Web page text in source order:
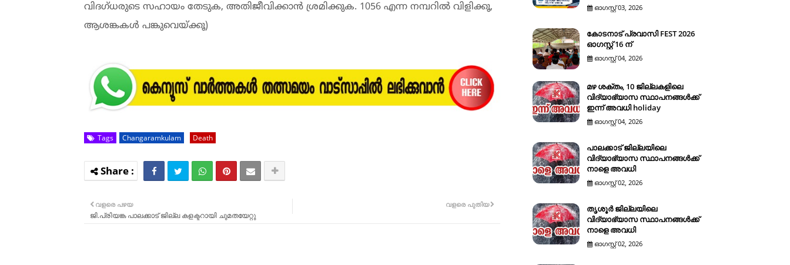
വിദഗ്ധരുടെ സഹായം തേടുക, അതിജീവിക്കാന്‍ ശ്രമിക്കുക. 1056 എന്ന നമ്പറില്‍ വിളിക്കൂ,
ആശങ്കകള്‍ പങ്കുവെയ്ക്കൂ)
Tags Changaramkulam Death
വളരെ പുതിയ
വളരെ പഴയ
ജി.പ്രിയങ്ക പാലക്കാട് ജില്ല കളക്ടറായി ചുമതയേറ്റു
ഓഗസ്റ്റ് 03, 2026
കോടനാട് പ്രവാസി FEST 2026
ഓഗസ്റ്റ് 16 ന്
ഓഗസ്റ്റ് 04, 2026
മഴ ശക്തം, 10 ജില്ലകളിലെ
വിദ്യാഭ്യാസ സ്ഥാപനങ്ങൾക്ക്
ഇന്ന് അവധി holiday
ഓഗസ്റ്റ് 04, 2026
പാലക്കാട് ജില്ലയിലെ
വിദ്യാഭ്യാസ സ്ഥാപനങ്ങൾക്ക്
നാളെ അവധി
ഓഗസ്റ്റ് 02, 2026
തൃശൂർ ജില്ലയിലെ
വിദ്യാഭ്യാസ സ്ഥാപനങ്ങൾക്ക്
നാളെ അവധി
ഓഗസ്റ്റ് 02, 2026